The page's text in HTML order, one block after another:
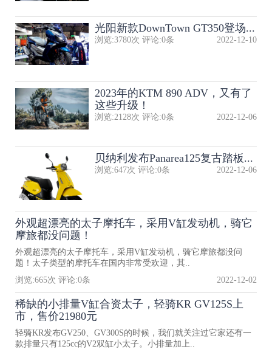
光阳新款DownTown GT350登场...
浏览:3780次 评论:0条 2022-12-10
2023年的KTM 890 ADV，又有了
这些升级！
浏览:2128次 评论:0条 2022-12-06
贝纳利发布Panarea125复古踏板...
浏览:647次 评论:0条 2022-12-06
外观超漂亮的太子摩托车，采用V缸发动机，骑它
摩旅都没问题！
外观超漂亮的太子摩托车，采用V缸发动机，骑它摩旅都没问
题！太子类型的摩托车在国内非常受欢迎，其..
浏览:665次 评论:0条 2022-12-02
稀缺的小排量V缸合资太子，轻骑KR GV125S上
市，售价21980元
轻骑KR发布GV250、GV300S的时候，我们就关注过它家还有一
款排量只有125cc的V2双缸小太子。小排量加上..